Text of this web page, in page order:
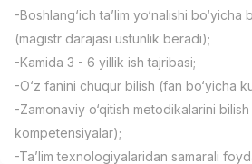
Sotuv Operatori (Faqat qizlar!)
Kelishiladi
NAFF
Full time job
Ish joyidan
Sotuv bo'yicha agent
Kelishiladi
-Boshlang‘ich ta’lim yo‘nalishi bo‘yicha
(magistr darajasi ustunlik beradi);
-Kamida 3 - 6 yillik ish tajribasi;
-O‘z fanini chuqur bilish (fan bo‘yicha
-Zamonaviy o‘qitish metodikalarini
kompetensiyalar);
-Ta’lim texnologiyalaridan samarali
Vakansiyalar